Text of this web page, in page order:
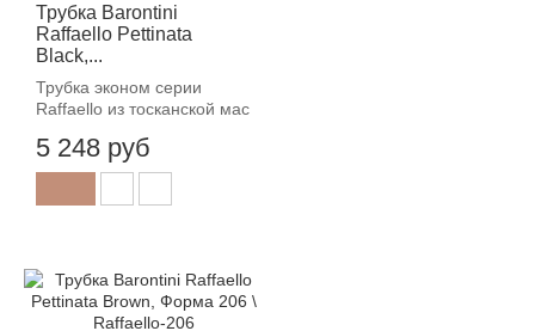
Трубка Barontini
Raffaello Pettinata
Black,...
Трубка эконом серии
Raffaello из тосканской мас
5 248 руб